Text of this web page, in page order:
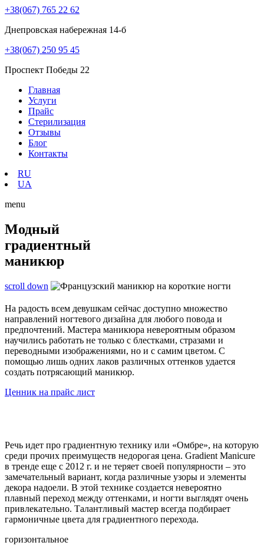
+38(067) 765 22 62
Днепровская набережная 14-б
+38(067) 250 95 45
Проспект Победы 22
Главная
Услуги
Прайс
Стерилизация
Отзывы
Блог
Контакты
RU
UA
menu
Модный
градиентный
маникюр
scroll down
На радость всем девушкам сейчас доступно множество
направлений ногтевого дизайна для любого повода и
предпочтений. Мастера маникюра невероятным образом
научились работать не только с блестками, стразами и
переводными изображениями, но и с самим цветом. С
помощью лишь одних лаков различных оттенков удается
создать потрясающий маникюр.
Ценник на прайс лист
Речь идет про градиентную технику или «Омбре», на которую
среди прочих преимуществ недорогая цена. Gradient Manicure
в тренде еще с 2012 г. и не теряет своей популярности – это
замечательный вариант, когда различные узоры и элементы
декора надоели. В этой технике создается невероятно
плавный переход между оттенками, и ногти выглядят очень
привлекательно. Талантливый мастер всегда подбирает
гармоничные цвета для градиентного перехода.
горизонтальное